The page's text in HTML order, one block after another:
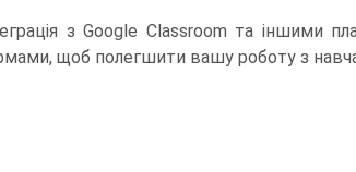
з Google Classroom та іншими
щоб полегшити вашу роботу з